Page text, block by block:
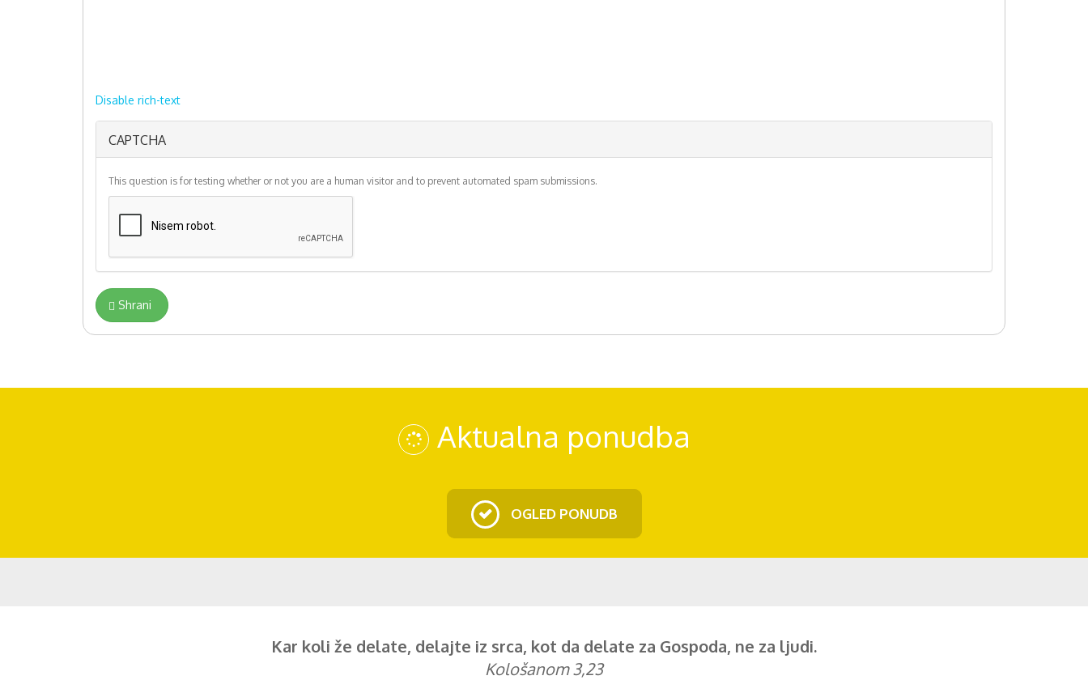
Disable rich-text
about text
Plain text
CAPTCHA
This question is for testing whether or not you are a human visitor and to prevent automated spam submissions.
Shrani
Aktualna ponudba
OGLED PONUDB
Kar koli že delate, delajte iz srca, kot da delate za Gospoda, ne za ljudi.
Kološanom 3,23